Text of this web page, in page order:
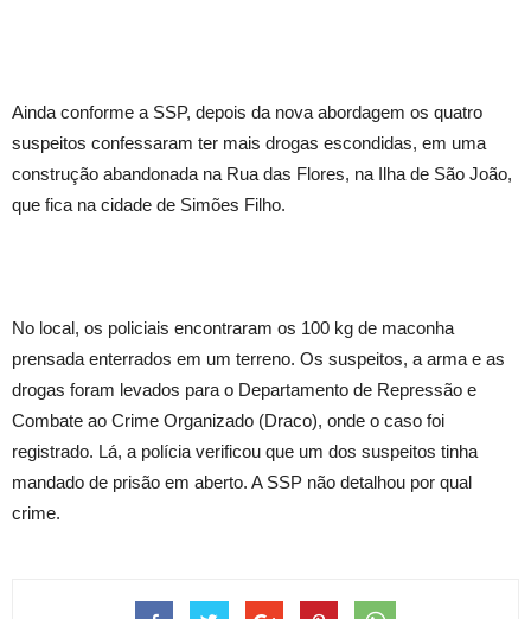
Ainda conforme a SSP, depois da nova abordagem os quatro
suspeitos confessaram ter mais drogas escondidas, em uma
construção abandonada na Rua das Flores, na Ilha de São João,
que fica na cidade de Simões Filho.
No local, os policiais encontraram os 100 kg de maconha
prensada enterrados em um terreno. Os suspeitos, a arma e as
drogas foram levados para o Departamento de Repressão e
Combate ao Crime Organizado (Draco), onde o caso foi
registrado. Lá, a polícia verificou que um dos suspeitos tinha
mandado de prisão em aberto. A SSP não detalhou por qual
crime.